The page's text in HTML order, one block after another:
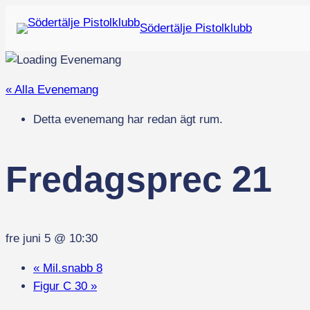
Södertälje Pistolklubb
« Alla Evenemang
Detta evenemang har redan ägt rum.
Fredagsprec 21
fre juni 5 @ 10:30
« Mil.snabb 8
Figur C 30 »